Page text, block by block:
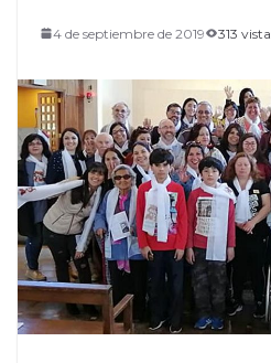
4 de septiembre de 2019 313